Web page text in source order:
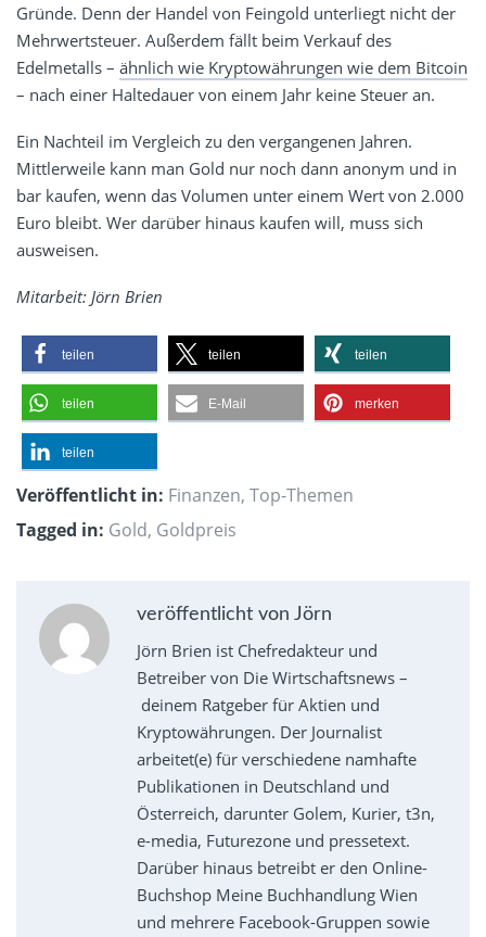
Gründe. Denn der Handel von Feingold unterliegt nicht der
Mehrwertsteuer. Außerdem fällt beim Verkauf des
Edelmetalls – ähnlich wie Kryptowährungen wie dem Bitcoin
– nach einer Haltedauer von einem Jahr keine Steuer an.
Ein Nachteil im Vergleich zu den vergangenen Jahren.
Mittlerweile kann man Gold nur noch dann anonym und in
bar kaufen, wenn das Volumen unter einem Wert von 2.000
Euro bleibt. Wer darüber hinaus kaufen will, muss sich
ausweisen.
Mitarbeit: Jörn Brien
teilen teilen teilen
teilen E-Mail merken
teilen
Veröffentlicht in: Finanzen, Top-Themen
Tagged in: Gold, Goldpreis
veröffentlicht von Jörn
Jörn Brien ist Chefredakteur und
Betreiber von Die Wirtschaftsnews –
deinem Ratgeber für Aktien und
Kryptowährungen. Der Journalist
arbeitet(e) für verschiedene namhafte
Publikationen in Deutschland und
Österreich, darunter Golem, Kurier, t3n,
e-media, Futurezone und pressetext.
Darüber hinaus betreibt er den Online-
Buchshop Meine Buchhandlung Wien
und mehrere Facebook-Gruppen sowie